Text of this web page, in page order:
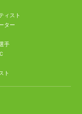
ィスト
ター
手
ト